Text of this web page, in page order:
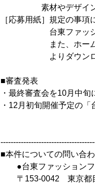
素材やデザインの
［応募用紙］規定の事項
台東ファッション
また、ホーム
よりダウンロー
■審査発表
・最終審査会を10月中
・12月初旬開催予定の
■本件についての問い合
●台東ファッション
〒153-0042 東京都目